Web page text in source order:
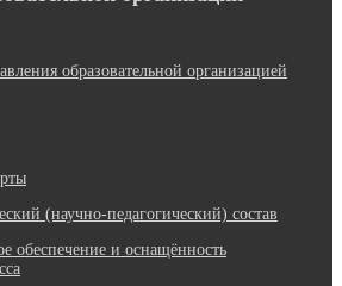
образовательной организацией
(научно-педагогический) состав
обеспечение и оснащённость